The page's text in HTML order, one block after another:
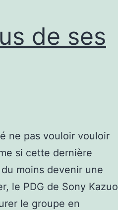
de ses
ne pas vouloir vouloir
si cette dernière
moins devenir une
le PDG de Sony Kazuo
le groupe en